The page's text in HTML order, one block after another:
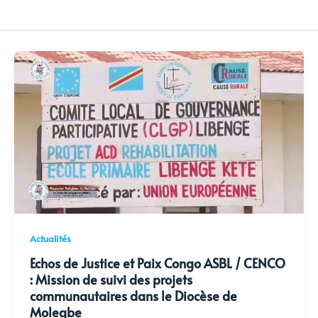
Actualités
Echos de Justice et Paix Congo ASBL / CENCO
: Mission de suivi des projets
communautaires dans le Diocèse de
Molegbe